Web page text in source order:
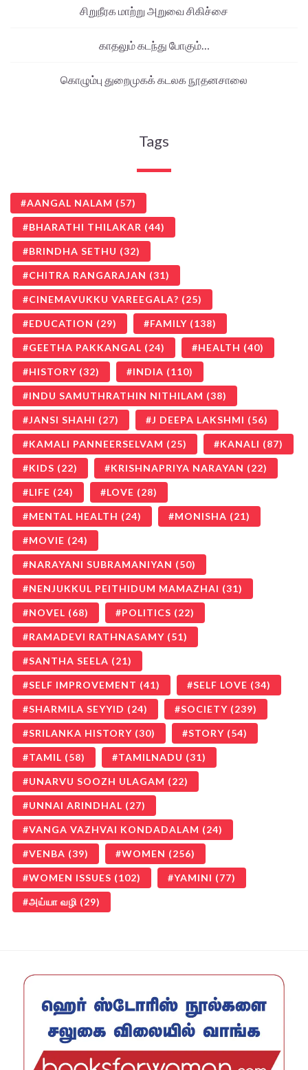
சிறுநீரக மாற்று அறுவை சிகிச்சை
காதலும் கடந்து போகும்…
கொழும்பு துறைமுகக் கடலக நூதனசாலை
Tags
AANGAL NALAM (57)
BHARATHI THILAKAR (44)
BRINDHA SETHU (32)
CHITRA RANGARAJAN (31)
CINEMAVUKKU VAREEGALA? (25)
EDUCATION (29) FAMILY (138)
GEETHA PAKKANGAL (24) HEALTH (40)
HISTORY (32) INDIA (110)
INDU SAMUTHRATHIN NITHILAM (38)
JANSI SHAHI (27) J DEEPA LAKSHMI (56)
KAMALI PANNEERSELVAM (25) KANALI (87)
KIDS (22) KRISHNAPRIYA NARAYAN (22)
LIFE (24) LOVE (28)
MENTAL HEALTH (24) MONISHA (21)
MOVIE (24)
NARAYANI SUBRAMANIYAN (50)
NENJUKKUL PEITHIDUM MAMAZHAI (31)
NOVEL (68) POLITICS (22)
RAMADEVI RATHNASAMY (51)
SANTHA SEELA (21)
SELF IMPROVEMENT (41) SELF LOVE (34)
SHARMILA SEYYID (24) SOCIETY (239)
SRILANKA HISTORY (30) STORY (54)
TAMIL (58) TAMILNADU (31)
UNARVU SOOZH ULAGAM (22)
UNNAI ARINDHAL (27)
VANGA VAZHVAI KONDADALAM (24)
VENBA (39) WOMEN (256)
WOMEN ISSUES (102) YAMINI (77)
அய்யா வழி (29)